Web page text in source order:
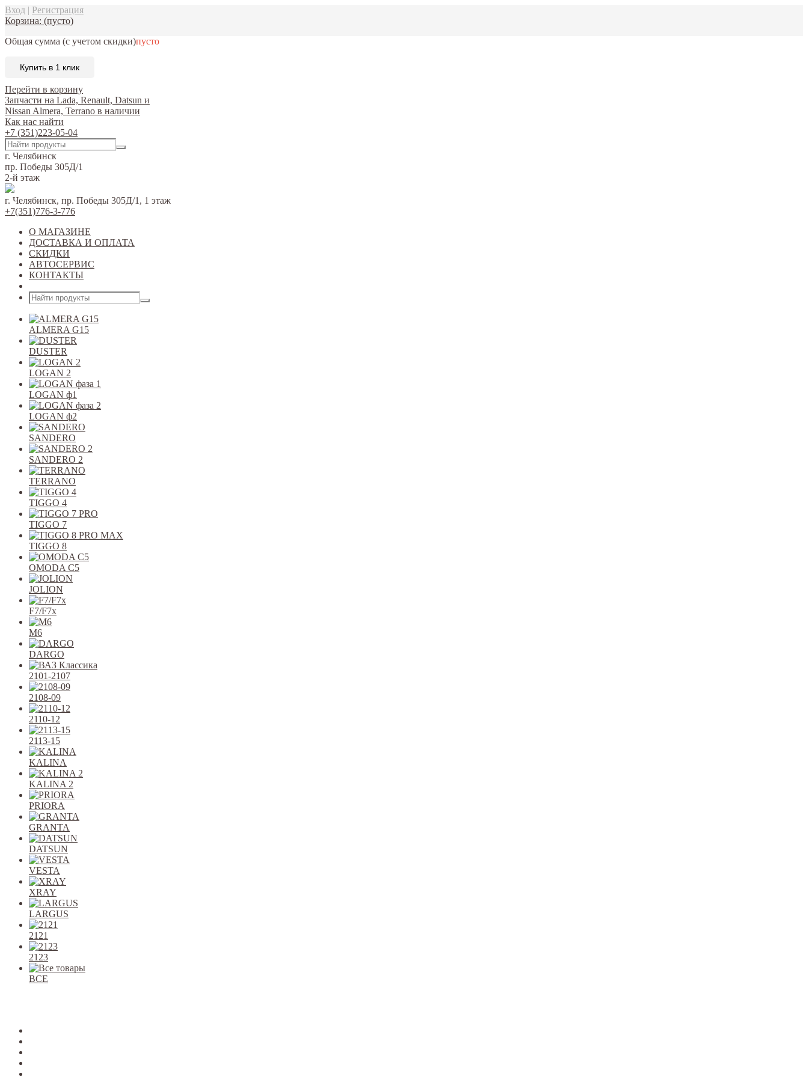
Вход | Регистрация
Корзина: (пусто)
Общая сумма (с учетом скидки)пусто
Купить в 1 клик
Перейти в корзину
Запчасти на Lada, Renault, Datsun и
Nissan Almera, Terrano в наличии
Как нас найти
+7 (351)223-05-04
г. Челябинск
пр. Победы 305Д/1
2-й этаж
г. Челябинск, пр. Победы 305Д/1, 1 этаж
+7(351)776-3-776
О МАГАЗИНЕ
ДОСТАВКА И ОПЛАТА
СКИДКИ
АВТОСЕРВИС
КОНТАКТЫ
ALMERA G15
DUSTER
LOGAN 2
LOGAN ф1
LOGAN ф2
SANDERO
SANDERO 2
TERRANO
TIGGO 4
TIGGO 7
TIGGO 8
OMODA C5
JOLION
F7/F7x
M6
DARGO
2101-2107
2108-09
2110-12
2113-15
KALINA
KALINA 2
PRIORA
GRANTA
DATSUN
VESTA
XRAY
LARGUS
2121
2123
ВСЕ